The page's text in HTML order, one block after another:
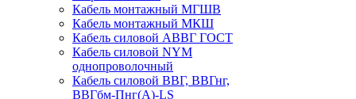
Кабель монтажный МГШВ
Кабель монтажный МКШ
Кабель силовой АВВГ ГОСТ
Кабель силовой NYM
однопроволочный
Кабель силовой ВВГ, ВВГнг,
ВВГбм-Пнг(А)-LS